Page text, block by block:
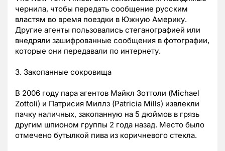
чернила, чтобы передать сообщение русским
властям во время поездки в Южную Америку.
Другие агенты пользовались стеганографией или
внедряли зашифрованные сообщения в фотографии,
которые они передавали по интернету.
3. Закопанные сокровища
В 2006 году пара агентов Майкл Зоттоли (Michael
Zottoli) и Патрисия Миллз (Patricia Mills) извлекли
пачку наличных, закопанную на 5 дюймов в грязь
другим шпионом группы 2 года назад. Место было
отмечено бутылкой пива из коричневого стекла.